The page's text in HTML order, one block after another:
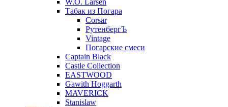
Табак из Погара
Corsar
РутенбергЪ
Vintage
Погарские смеси
Captain Black
Castle Collection
EASTWOOD
Gawith Hoggarth
MAVERICK
Stanislaw